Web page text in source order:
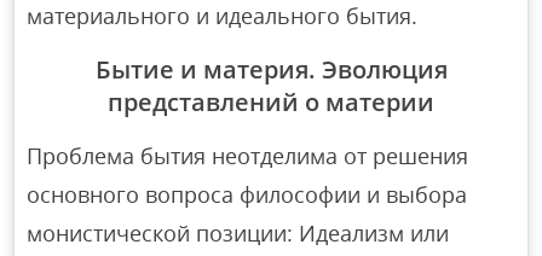
материального и идеального бытия.
Бытие и материя. Эволюция
представлений о материи
Проблема бытия неотделима от решения
основного вопроса философии и выбора
монистической позиции: Идеализм или